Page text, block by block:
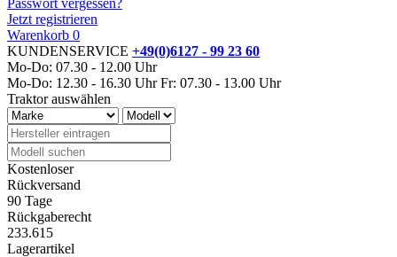
Jetzt registrieren
Warenkorb 0
KUNDENSERVICE +49(0)6127 - 99 23 60
Mo-Do: 07.30 - 12.00 Uhr
Mo-Do: 12.30 - 16.30 Uhr Fr: 07.30 - 13.00 Uhr
Traktor auswählen
Kostenloser
Rückversand
90 Tage
Rückgaberecht
233.615
Lagerartikel